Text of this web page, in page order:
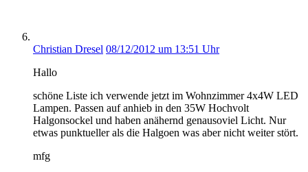
Christian Dresel 08/12/2012 um 13:51 Uhr
Hallo
schöne Liste ich verwende jetzt im Wohnzimmer 4x4W LED
Lampen. Passen auf anhieb in den 35W Hochvolt
Halgonsockel und haben anähernd genausoviel Licht. Nur
etwas punktueller als die Halgoen was aber nicht weiter stört.
mfg